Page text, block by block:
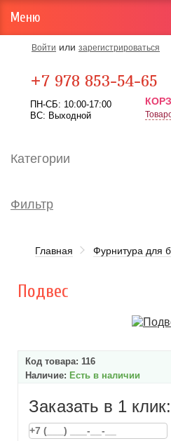
Войти или зарегистрироваться
+7 978 853-54-65
ПН-СБ: 10:00-17:00
ВС: Выходной
Меню
Категории
Фильтр
Главная Фурнитура для
Подвес
Код товара: 116
Наличие: Есть в наличии
Заказать в 1 клик: